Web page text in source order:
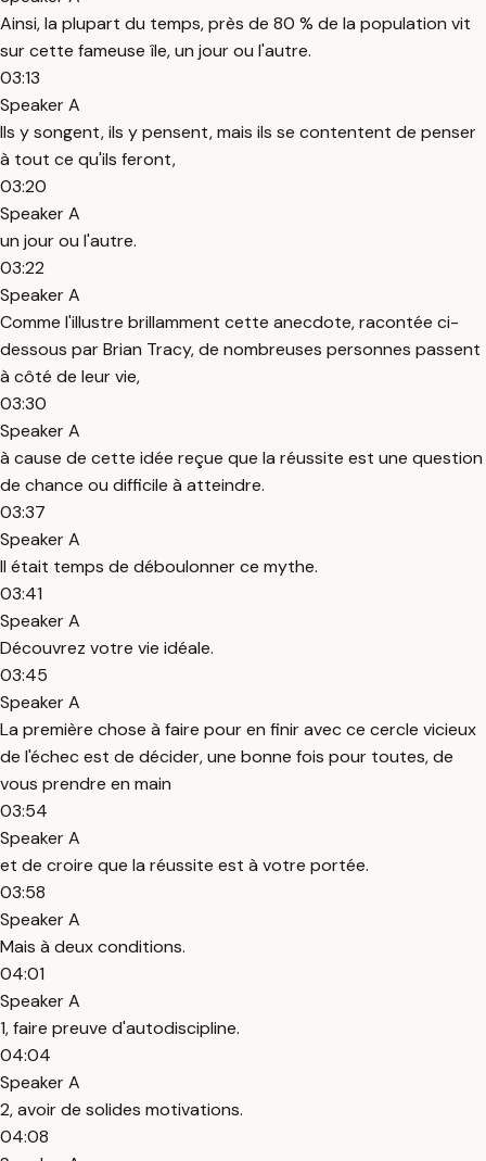
Ainsi, la plupart du temps, près de 80 % de la population vit
sur cette fameuse île, un jour ou l'autre.
03:13
Speaker A
Ils y songent, ils y pensent, mais ils se contentent de penser
à tout ce qu'ils feront,
03:20
Speaker A
un jour ou l'autre.
03:22
Speaker A
Comme l'illustre brillamment cette anecdote, racontée ci-
dessous par Brian Tracy, de nombreuses personnes passent
à côté de leur vie,
03:30
Speaker A
à cause de cette idée reçue que la réussite est une question
de chance ou difficile à atteindre.
03:37
Speaker A
Il était temps de déboulonner ce mythe.
03:41
Speaker A
Découvrez votre vie idéale.
03:45
Speaker A
La première chose à faire pour en finir avec ce cercle vicieux
de l'échec est de décider, une bonne fois pour toutes, de
vous prendre en main
03:54
Speaker A
et de croire que la réussite est à votre portée.
03:58
Speaker A
Mais à deux conditions.
04:01
Speaker A
1, faire preuve d'autodiscipline.
04:04
Speaker A
2, avoir de solides motivations.
04:08